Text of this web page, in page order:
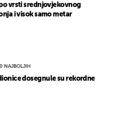
vrsti srednjovjekovnog
i visok samo metar
NAJBOLJIH
dosegnule su rekordne